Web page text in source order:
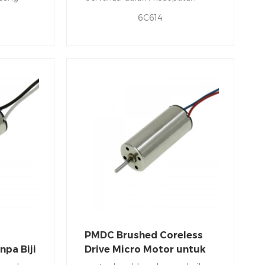
6C614
Biji
PMDC Brushed Coreless
Drive Micro Motor untuk